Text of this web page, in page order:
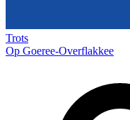
Trots
Op Goeree-Overflakkee